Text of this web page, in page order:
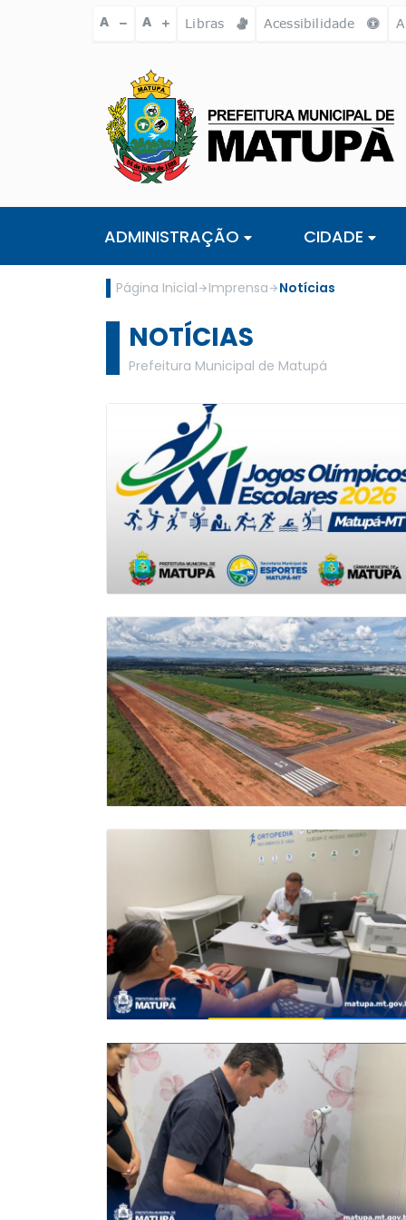
Ir para o conteúdo [alt+1] Ir para o menu [alt+2] Ir para a
A A Libras Acessibilidade
ADMINISTRAÇÃO CIDADE
Página Inicial Imprensa Notícias
NOTÍCIAS
Prefeitura Municipal de Matupá